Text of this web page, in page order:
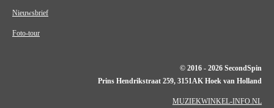
Nieuwsbrief
Foto-tour
© 2016 - 2026 SecondSpin
Prins Hendrikstraat 259, 3151AK Hoek van Holland
MUZIEKWINKEL-INFO.NL